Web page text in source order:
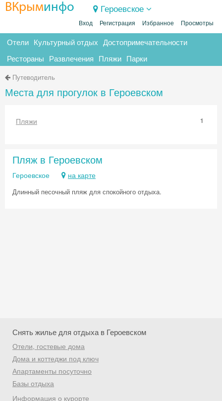
ВКрыминфо Героевское
Вход Регистрация Избранное Просмотры
Отели Культурный отдых Достопримечательности
Рестораны Развлечения Пляжи Парки
Путеводитель
Места для прогулок в Героевском
Пляжи 1
Пляж в Героевском
Героевское на карте
Длинный песочный пляж для спокойного отдыха.
Снять жилье для отдыха в Героевском
Отели, гостевые дома
Дома и коттеджи под ключ
Апартаменты посуточно
Базы отдыха
Информация о курортеСкидка −5%